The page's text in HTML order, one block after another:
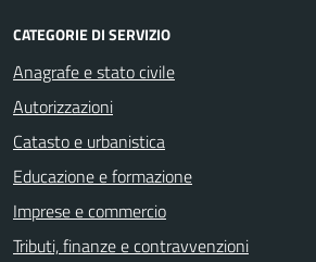
CATEGORIE DI SERVIZIO
Anagrafe e stato civile
Autorizzazioni
Catasto e urbanistica
Educazione e formazione
Imprese e commercio
Tributi, finanze e contravvenzioni